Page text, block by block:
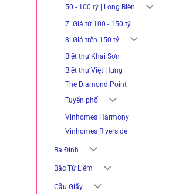
50 - 100 tỷ | Long Biên
7. Giá từ 100 - 150 tỷ
8. Giá trên 150 tỷ
Biệt thự Khai Sơn
Biệt thự Việt Hưng
The Diamond Point
Tuyến phố
Vinhomes Harmony
Vinhomes Riverside
Ba Đình
Bắc Từ Liêm
Cầu Giấy